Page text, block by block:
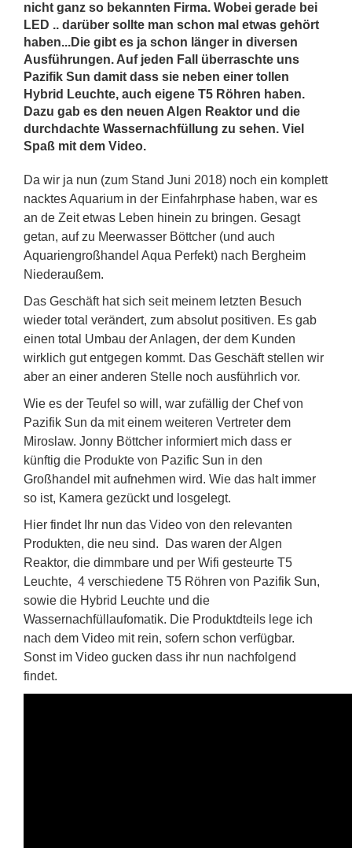
nicht ganz so bekannten Firma. Wobei gerade bei
LED .. darüber sollte man schon mal etwas gehört
haben...Die gibt es ja schon länger in diversen
Ausführungen. Auf jeden Fall überraschte uns
Pazifik Sun damit dass sie neben einer tollen
Hybrid Leuchte, auch eigene T5 Röhren haben.
Dazu gab es den neuen Algen Reaktor und die
durchdachte Wassernachfüllung zu sehen. Viel
Spaß mit dem Video.
Da wir ja nun (zum Stand Juni 2018) noch ein komplett
nacktes Aquarium in der Einfahrphase haben, war es
an de Zeit etwas Leben hinein zu bringen. Gesagt
getan, auf zu Meerwasser Böttcher (und auch
Aquariengroßhandel Aqua Perfekt) nach Bergheim
Niederaußem.
Das Geschäft hat sich seit meinem letzten Besuch
wieder total verändert, zum absolut positiven. Es gab
einen total Umbau der Anlagen, der dem Kunden
wirklich gut entgegen kommt. Das Geschäft stellen wir
aber an einer anderen Stelle noch ausführlich vor.
Wie es der Teufel so will, war zufällig der Chef von
Pazifik Sun da mit einem weiteren Vertreter dem
Miroslaw. Jonny Böttcher informiert mich dass er
künftig die Produkte von Pazific Sun in den
Großhandel mit aufnehmen wird. Wie das halt immer
so ist, Kamera gezückt und losgelegt.
Hier findet Ihr nun das Video von den relevanten
Produkten, die neu sind. Das waren der Algen
Reaktor, die dimmbare und per Wifi gesteurte T5
Leuchte, 4 verschiedene T5 Röhren von Pazifik Sun,
sowie die Hybrid Leuchte und die
Wassernachfüllaufomatik. Die Produktdteils lege ich
nach dem Video mit rein, sofern schon verfügbar.
Sonst im Video gucken dass ihr nun nachfolgend
findet.